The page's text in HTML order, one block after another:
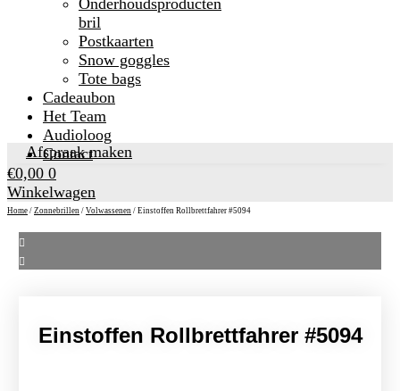
Onderhoudsproducten
bril
Postkaarten
Snow goggles
Tote bags
Cadeaubon
Het Team
Audioloog
Contact
Afspraak maken
€0,00 0
Winkelwagen
Home / Zonnebrillen / Volwassenen / Einstoffen Rollbrettfahrer #5094
Einstoffen Rollbrettfahrer #5094